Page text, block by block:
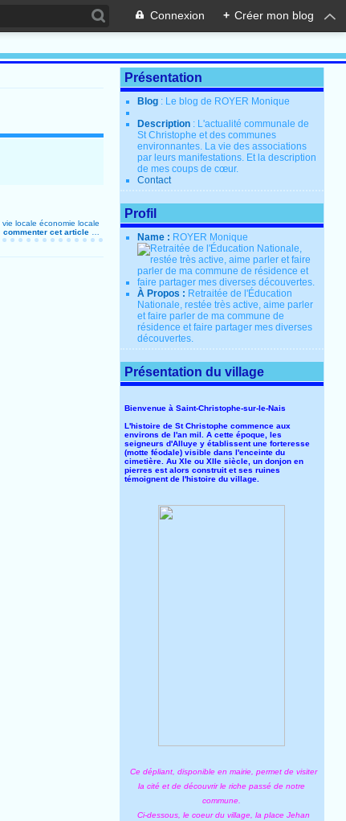
Connexion + Créer mon blog
vie locale économie locale
commenter cet article
Présentation
Blog : Le blog de ROYER Monique
Description : L'actualité communale de
St Christophe et des communes
environnantes. La vie des associations
par leurs manifestations. Et la description
de mes coups de cœur.
Contact
Profil
Name : ROYER Monique
À Propos : Retraitée de l'Éducation
Nationale, restée très active, aime parler
et faire parler de ma commune de
résidence et faire partager mes diverses
découvertes.
Présentation du village
Bienvenue à Saint-Christophe-sur-le-Nais
L'histoire de St Christophe commence aux
environs de l'an mil. A cette époque, les
seigneurs d'Alluye y établissent une forteresse
(motte féodale) visible dans l'enceinte du
cimetière. Au XIe ou XIIe siècle, un donjon en
pierres est alors construit et ses ruines
témoignent de l'histoire du village.
Ce dépliant, disponible en mairie, permet de visiter
la cité et de découvrir le riche passé de notre
commune.
Ci-dessous, le coeur du village, la place Jehan